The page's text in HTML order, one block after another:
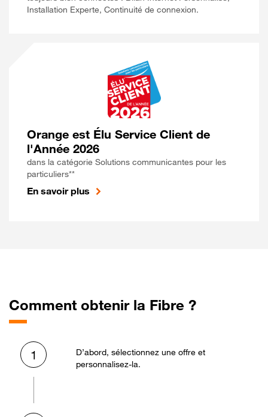
Installation Experte, Continuité de connexion.
Orange est Élu Service Client de
l'Année 2026
dans la catégorie Solutions communicantes pour les
particuliers**
En savoir plus
Comment obtenir la Fibre ?
1
D’abord, sélectionnez une offre et
personnalisez-la.